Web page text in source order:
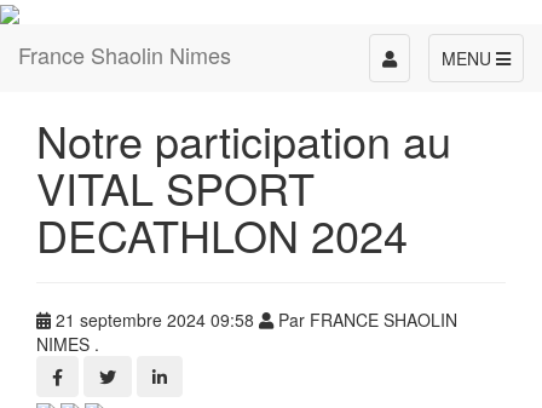
France Shaolin Nimes MENU
Toggle
navigation
Notre participation au
VITAL SPORT
DECATHLON 2024
21 septembre 2024 09:58
Par FRANCE SHAOLIN
NIMES .